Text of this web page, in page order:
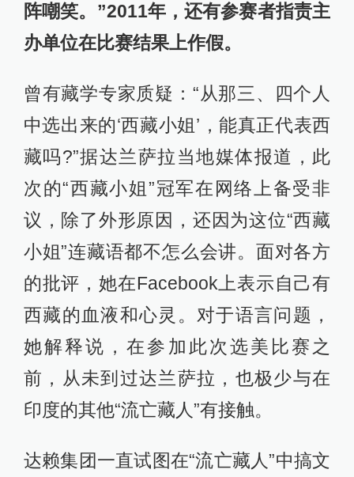
阵嘲笑。”2011年，还有参赛者指责主
办单位在比赛结果上作假。
曾有藏学专家质疑：“从那三、四个人
中选出来的‘西藏小姐’，能真正代表西
藏吗?”据达兰萨拉当地媒体报道，此
次的“西藏小姐”冠军在网络上备受非
议，除了外形原因，还因为这位“西藏
小姐”连藏语都不怎么会讲。面对各方
的批评，她在Facebook上表示自己有
西藏的血液和心灵。对于语言问题，
她解释说，在参加此次选美比赛之
前，从未到过达兰萨拉，也极少与在
印度的其他“流亡藏人”有接触。
达赖集团一直试图在“流亡藏人”中搞文